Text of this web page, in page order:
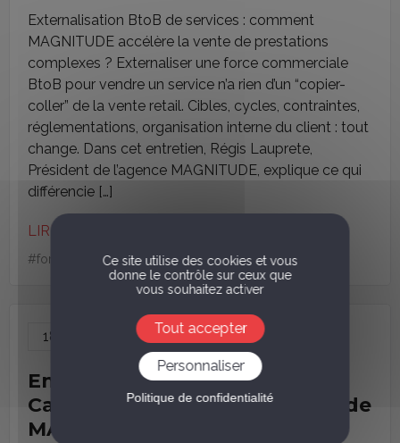
Ce site utilise des cookies et vous
donne le contrôle sur ceux que
vous souhaitez activer
Tout accepter
Personnaliser
Politique de confidentialité
Externalisation BtoB de services : comment
MAGNITUDE accélère la vente de prestations
complexes ? Externaliser une force commerciale
BtoB pour vendre un service n’a rien d’un “copier-
coller” de la vente retail. Cibles, cycles, contraintes,
réglementations, organisation interne du client : tout
change. Dans cet entretien, Régis Lauprete,
Président de l’agence MAGNITUDE, explique ce qui
différencie […]
LIRE LA SUITE
#force de vente
18 ACTUS AGENCE
Entretien avec Joséphine
Caillemer, Directrice Générale de
MAGNITUDE